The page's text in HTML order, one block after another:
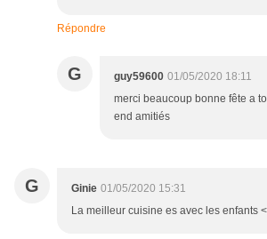
Répondre
G guy59600 01/05/2020 18:11
merci beaucoup bonne fête a
end amitiés
G Ginie 01/05/2020 15:31
La meilleur cuisine es avec les enfants